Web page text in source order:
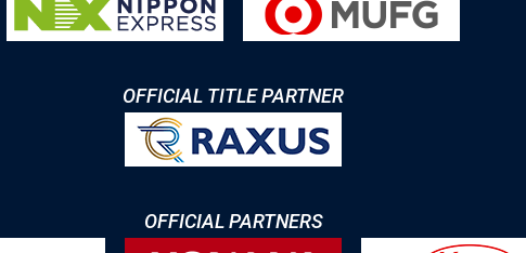
OFFICIAL TITLE PARTNER
OFFICIAL PARTNERS